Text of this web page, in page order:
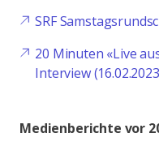
SRF
20 Minuten «Live
Interview
Medienberichte vor